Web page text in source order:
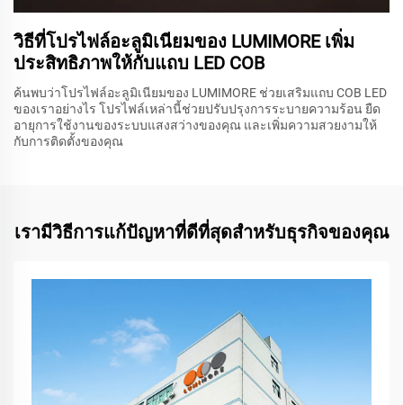
วิธีที่โปรไฟล์อะลูมิเนียมของ LUMIMORE เพิ่ม
ประสิทธิภาพให้กับแถบ LED COB
ค้นพบว่าโปรไฟล์อะลูมิเนียมของ LUMIMORE ช่วยเสริมแถบ COB LED
ของเราอย่างไร โปรไฟล์เหล่านี้ช่วยปรับปรุงการระบายความร้อน ยืด
อายุการใช้งานของระบบแสงสว่างของคุณ และเพิ่มความสวยงามให้
กับการติดตั้งของคุณ
เรามีวิธีการแก้ปัญหาที่ดีที่สุดสำหรับธุรกิจของคุณ